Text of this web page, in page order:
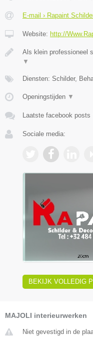
E-mail › Rapaint
Website: http://
Als klein professioneel
▼
Diensten: Schilder,
Openingstijden ▼
Laatste facebook posts
Sociale media:
BEKIJK VOLLEDIG
MAJOLI interieurwerken
Niet gevestigd in de